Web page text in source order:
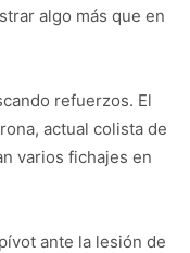
algo más que en
refuerzos. El
actual colista de
varios fichajes en
ante la lesión de